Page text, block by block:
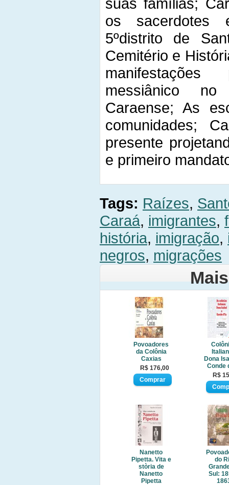
os sacerdotes
5ºdistrito de
Cemitério e
manifestações
messiânico
Caraense; As
comunidades;
presente
e primeiro
Tags: Raízes,
Caraá, imigrantes,
história, imigração,
negros, migrações
Povoadores
da Colônia
Caxias
R$ 176,00
Dona
Conde
R$
Nanetto
Pipetta. Vita e
stòria de
Nanetto
Pipetta
do
Sul: